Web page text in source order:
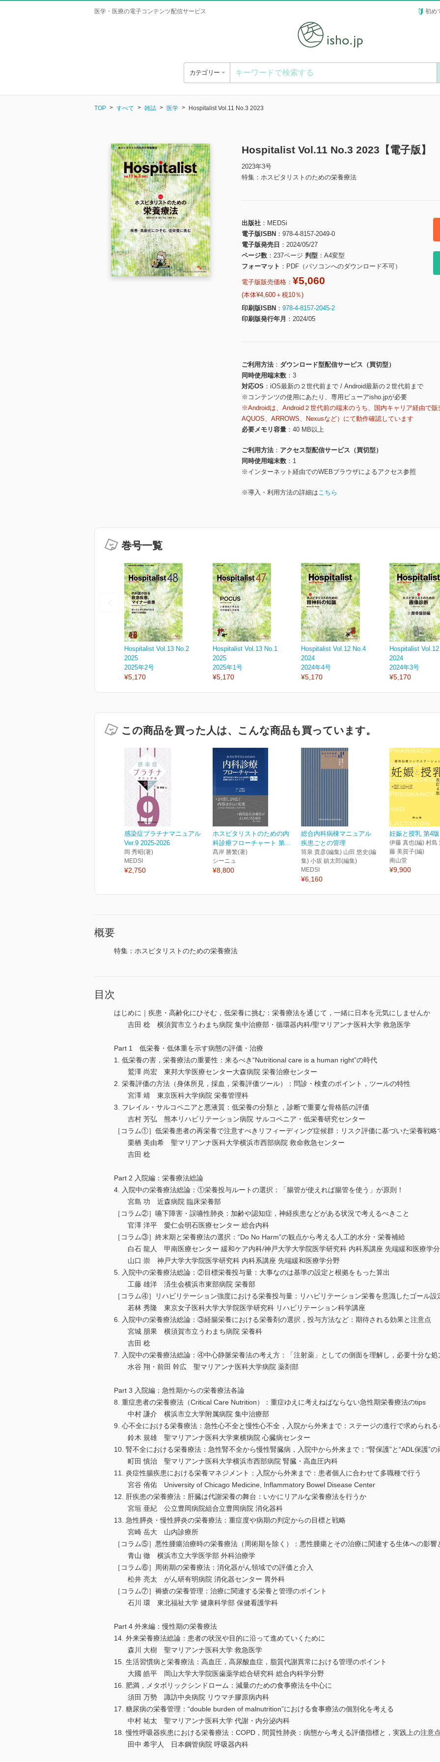
医学・医療の電子コンテンツ配信サービス 初め
カテゴリー
TOP すべて 雑誌 医学 Hospitalist Vol.11 No.3 2023
Hospitalist Vol.11 No.3 2023【電子版】
2023年3号
特集：ホスピタリストのための栄養療法
出版社
MEDSi
電子版ISBN
978-4-8157-2049-0
電子版発売日
2024/05/27
ページ数
237ページ 判型
A4変型
フォーマット
PDF（パソコンへのダウンロード不可）
電子版販売価格： ¥5,060
(本体¥4,600＋税10％)
印刷版ISBN
978-4-8157-2045-2
印刷版発行年月
2024/05
ご利用方法
ダウンロード型配信サービス（買切型）
同時使用端末数
3
対応OS
iOS最新の２世代前まで / Android最新の２世代前まで
※コンテンツの使用にあたり、専用ビューアisho.jpが必要
※Androidは、Android２世代前の端末のうち、国内キャリア経由で販
AQUOS、ARROWS、Nexusなど）にて動作確認しています
必要メモリ容量
40 MB以上
ご利用方法
アクセス型配信サービス（買切型）
同時使用端末数
1
※インターネット経由でのWEBブラウザによるアクセス参照
※導入・利用方法の詳細はこちら
巻号一覧
Hospitalist Vol.13 No.2
2025
2025年2号
¥5,170
Hospitalist Vol.13 No.1
2025
2025年1号
¥5,170
Hospitalist Vol.12 No.4
2024
2024年4号
¥5,170
Hospitalist
2024
2024年3号
¥5,170
この商品を買った人は、こんな商品も買っています。
感染症プラチナマニュアル
Ver.9 2025-2026
岡 秀昭(著)
MEDSI
¥2,750
ホスピタリストのための内
科診療フローチャート 第...
髙岸 勝繁(著)
シーニュ
¥8,800
総合内科病棟マニュアル
疾患ごとの管理
筒泉 貴彦(編集) 山田 悠史(編
集) 小坂 鎮太郎(編集)
MEDSI
¥6,160
妊娠と授乳 第4版
伊藤 真也(編) 村島
藤 美賀子(編)
南山堂
¥9,900
概要
特集：ホスピタリストのための栄養療法
目次
はじめに｜疾患・高齢化にひそむ，低栄養に挑む：栄養療法を通じて，一緒に日本を元気にしませんか
吉田 稔 横須賀市立うわまち病院 集中治療部・循環器内科/聖マリアンナ医科大学 救急医学
Part 1 低栄養・低体重を示す病態の評価・治療
1. 低栄養の害，栄養療法の重要性：来るべき“Nutritional care is a human right”の時代
鷲澤 尚宏 東邦大学医療センター大森病院 栄養治療センター
2. 栄養評価の方法（身体所見，採血，栄養評価ツール）：問診・検査のポイント，ツールの特性
宮澤 靖 東京医科大学病院 栄養管理科
3. フレイル・サルコペニアと悪液質：低栄養の分類と，診断で重要な骨格筋の評価
吉村 芳弘 熊本リハビリテーション病院 サルコペニア・低栄養研究センター
［コラム①］低栄養患者の再栄養で注意すべきリフィーディング症候群：リスク評価に基づいた栄養戦略
栗栖 美由希 聖マリアンナ医科大学横浜市西部病院 救命救急センター
吉田 稔
Part 2 入院編：栄養療法総論
4. 入院中の栄養療法総論：①栄養投与ルートの選択：「腸管が使えれば腸管を使う」が原則！
宮島 功 近森病院 臨床栄養部
［コラム②］嚥下障害・誤嚥性肺炎：加齢や認知症，神経疾患などがある状況で考えるべきこと
官澤 洋平 愛仁会明石医療センター 総合内科
［コラム③］終末期と栄養療法の選択：“Do No Harm”の観点から考える人工的水分・栄養補給
白石 龍人 甲南医療センター 緩和ケア内科/神戸大学大学院医学研究科 内科系講座 先端緩和医療学
山口 崇 神戸大学大学院医学研究科 内科系講座 先端緩和医療学分野
5. 入院中の栄養療法総論：②目標栄養投与量：大事なのは基準の設定と根拠をもった算出
工藤 雄洋 済生会横浜市東部病院 栄養部
［コラム④］リハビリテーション強度における栄養投与量：リハビリテーション栄養を意識したゴール設
若林 秀隆 東京女子医科大学大学院医学研究科 リハビリテーション科学講座
6. 入院中の栄養療法総論：③経腸栄養における栄養剤の選択，投与方法など：期待される効果と注意点
宮城 朋果 横須賀市立うわまち病院 栄養科
吉田 稔
7. 入院中の栄養療法総論：④中心静脈栄養法の考え方：「注射薬」としての側面を理解し，必要十分な処
水谷 翔・前田 幹広 聖マリアンナ医科大学病院 薬剤部
Part 3 入院編：急性期からの栄養療法各論
8. 重症患者の栄養療法（Critical Care Nutrition）：重症ゆえに考えねばならない急性期栄養療法のtips
中村 謙介 横浜市立大学附属病院 集中治療部
9. 心不全における栄養療法：急性心不全と慢性心不全，入院から外来まで：ステージの進行で求められる
鈴木 規雄 聖マリアンナ医科大学東横病院 心臓病センター
10. 腎不全における栄養療法：急性腎不全から慢性腎臓病，入院中から外来まで：“腎保護”と“ADL保護”の
町田 慎治 聖マリアンナ医科大学横浜市西部病院 腎臓・高血圧内科
11. 炎症性腸疾患における栄養マネジメント：入院から外来まで：患者個人に合わせて多職種で行う
宮谷 侑佑 University of Chicago Medicine, Inflammatory Bowel Disease Center
12. 肝疾患の栄養療法：肝臓は代謝栄養の舞台：いかにリアルな栄養療法を行うか
宮垣 亜紀 公立豊岡病院組合立豊岡病院 消化器科
13. 急性膵炎・慢性膵炎の栄養療法：重症度や病期の判定からの目標と戦略
宮崎 岳大 山内診療所
［コラム⑤］悪性腫瘍治療時の栄養療法（周術期を除く）：悪性腫瘍とその治療に関連する生体への影響
青山 徹 横浜市立大学医学部 外科治療学
［コラム⑥］周術期の栄養療法：消化器がん領域での評価と介入
松井 亮太 がん研有明病院 消化器センター 胃外科
［コラム⑦］褥瘡の栄養管理：治療に関連する栄養と管理のポイント
石川 環 東北福祉大学 健康科学部 保健看護学科
Part 4 外来編：慢性期の栄養療法
14. 外来栄養療法総論：患者の状況や目的に沿って進めていくために
森川 大樹 聖マリアンナ医科大学 救急医学
15. 生活習慣病と栄養療法：高血圧，高尿酸血症，脂質代謝異常における管理のポイント
大國 皓平 岡山大学大学院医歯薬学総合研究科 総合内科学分野
16. 肥満，メタボリックシンドローム：減量のための食事療法を中心に
須田 万勢 諏訪中央病院 リウマチ膠原病内科
17. 糖尿病の栄養管理：“double burden of malnutrition”における食事療法の個別化を考える
中村 祐太 聖マリアンナ医科大学 代謝・内分泌内科
18. 慢性呼吸器疾患における栄養療法：COPD，間質性肺炎：病態から考える評価指標と，実践上の注意点
田中 希宇人 日本鋼管病院 呼吸器内科